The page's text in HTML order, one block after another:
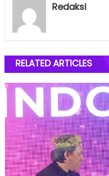
Redaksi
RELATED ARTICLES